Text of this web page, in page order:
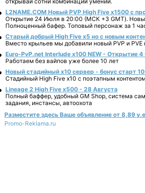
L2NAME.COM Новый PVP High Five x1500 с
Открытие 24 Июля в 20:00 (МСК +3 GMT).
Полноценный бафер. Топовый персонаж за 1
Старый добрый High Five x5 но с новым
Вместо крыльев мы добавили новый PVP и PVE
Euro-PvP.net Interlude х100 NEW - Открытие 4
Работаем без вайпов уже более 10 лет
Новый стадийный х10 сервер - бонус старт
Стадийный High Five x10 с поэтапным
Lineage 2 High Five x500 - 28 Августа
Полный баффер, удобный GM Shop, система
задания, инстансы, автоохота
Разместите здесь Ваше объявление от 8,89
Promo-Reklama.ru